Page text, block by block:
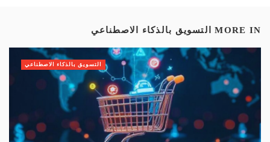
MORE IN التسويق بالذكاء الاصطناعي
التسويق بالذكاء الاصطناعي